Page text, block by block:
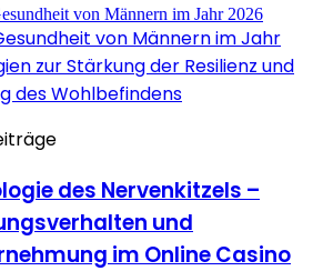
von Männern im Jahr
zur Stärkung der Resilienz und
des Wohlbefindens
des Nervenkitzels –
und
im Online Casino